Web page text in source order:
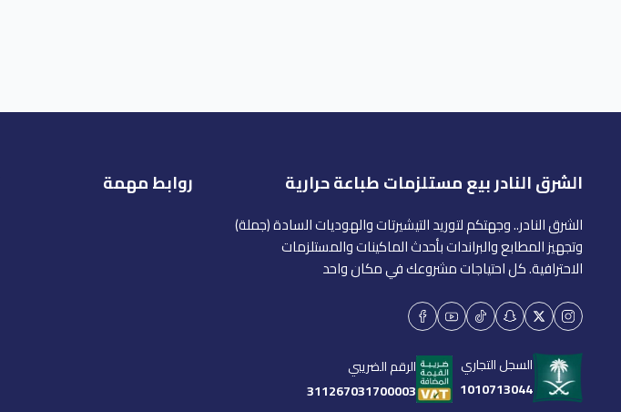
الشرق النادر بيع مستلزمات طباعة حرارية
الشرق النادر.. وجهتكم لتوريد التيشيرتات والهوديات السادة (جملة)
وتجهيز المطابع والبراندات بأحدث الماكينات والمستلزمات
الاحترافية. كل احتياجات مشروعك في مكان واحد
السجل التجاري
1010713044
الرقم الضريبي
311267031700003
روابط مهمة